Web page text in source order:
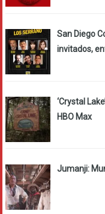
San Diego
invitados,
‘Crystal
HBO Max
Jumanji: